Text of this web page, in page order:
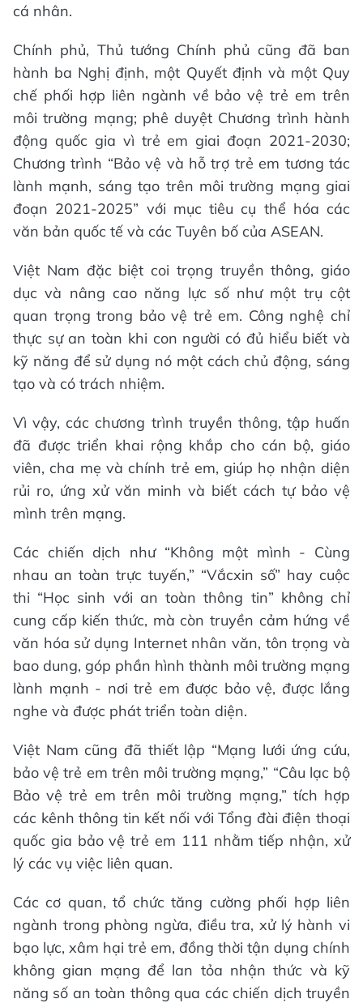
cá nhân.
Chính phủ, Thủ tướng Chính phủ cũng đã ban
hành ba Nghị định, một Quyết định và một Quy
chế phối hợp liên ngành về bảo vệ trẻ em trên
môi trường mạng; phê duyệt Chương trình hành
động quốc gia vì trẻ em giai đoạn 2021-2030;
Chương trình “Bảo vệ và hỗ trợ trẻ em tương tác
lành mạnh, sáng tạo trên môi trường mạng giai
đoạn 2021-2025” với mục tiêu cụ thể hóa các
văn bản quốc tế và các Tuyên bố của ASEAN.
Việt Nam đặc biệt coi trọng truyền thông, giáo
dục và nâng cao năng lực số như một trụ cột
quan trọng trong bảo vệ trẻ em. Công nghệ chỉ
thực sự an toàn khi con người có đủ hiểu biết và
kỹ năng để sử dụng nó một cách chủ động, sáng
tạo và có trách nhiệm.
Vì vậy, các chương trình truyền thông, tập huấn
đã được triển khai rộng khắp cho cán bộ, giáo
viên, cha mẹ và chính trẻ em, giúp họ nhận diện
rủi ro, ứng xử văn minh và biết cách tự bảo vệ
mình trên mạng.
Các chiến dịch như “Không một mình - Cùng
nhau an toàn trực tuyến,” “Vắcxin số” hay cuộc
thi “Học sinh với an toàn thông tin” không chỉ
cung cấp kiến thức, mà còn truyền cảm hứng về
văn hóa sử dụng Internet nhân văn, tôn trọng và
bao dung, góp phần hình thành môi trường mạng
lành mạnh - nơi trẻ em được bảo vệ, được lắng
nghe và được phát triển toàn diện.
Việt Nam cũng đã thiết lập “Mạng lưới ứng cứu,
bảo vệ trẻ em trên môi trường mạng,” “Câu lạc bộ
Bảo vệ trẻ em trên môi trường mạng,” tích hợp
các kênh thông tin kết nối với Tổng đài điện thoại
quốc gia bảo vệ trẻ em 111 nhằm tiếp nhận, xử
lý các vụ việc liên quan.
Các cơ quan, tổ chức tăng cường phối hợp liên
ngành trong phòng ngừa, điều tra, xử lý hành vi
bạo lực, xâm hại trẻ em, đồng thời tận dụng chính
không gian mạng để lan tỏa nhận thức và kỹ
năng số an toàn thông qua các chiến dịch truyền